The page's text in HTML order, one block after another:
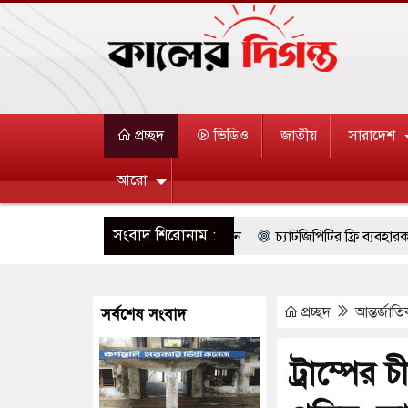
প্রচ্ছদ ভিডিও জাতীয় সারাদেশ
আরো
সংবাদ শিরোনাম :
ও আবেই গেলেন সেনাপ্রধান চ্যাটজিপিটির ফ্রি
সংঘর্ষে ৯ জন নিহত বগুড়ায় বাসচাপায় ৬ শ্রমিক নিহত, আহত ১৫
শিক্ষক নিহত, হামলাকারীর আত্মহত্যা হামলা চালালে
নিরাপত্তা তল্লাশিতে ছাড় দেওয়া হবে না: মন্ত্রী বিদেশের কারাগারে
প্রচ্ছদ
ট্রাম্পের
সর্বশেষ সংবাদ